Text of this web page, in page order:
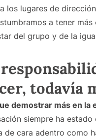
los lugares de
a tener
del grupo y de la
todavía
demostrar más en la
siempre ha
de cara adentro como